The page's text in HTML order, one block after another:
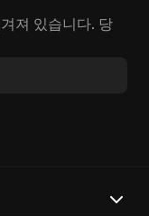
져 있습니다. 당
, 어두컴컴한 지